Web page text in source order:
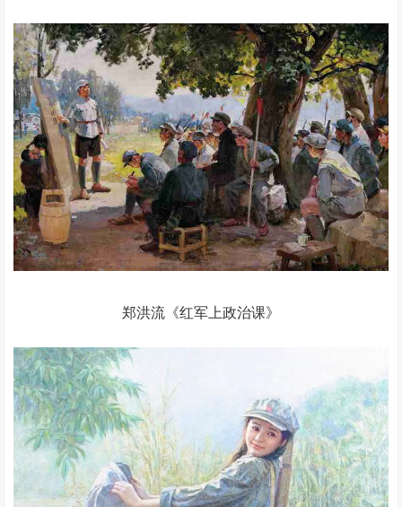
郑洪流《红军上政治课》